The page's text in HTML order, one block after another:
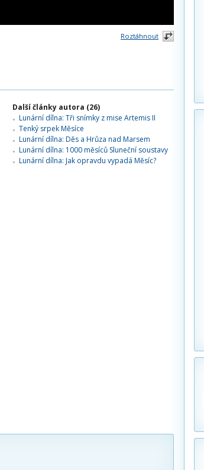
Roztáhnout
Další články autora (26)
Lunární dílna: Tři snímky z mise Artemis II
Tenký srpek Měsíce
Lunární dílna: Děs a Hrůza nad Marsem
Lunární dílna: 1000 měsíců Sluneční soustavy
Lunární dílna: Jak opravdu vypadá Měsíc?